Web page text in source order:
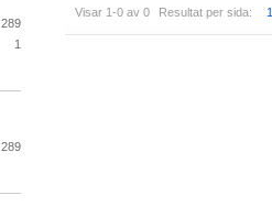
Visar 1-0 av 0 Resultat per sida:
289
1
289